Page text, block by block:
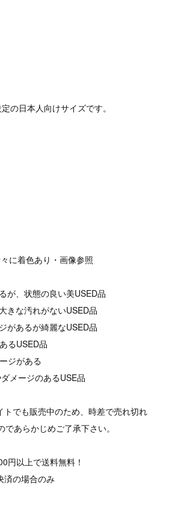
の日本人向けサイズです。
に着色あり・画像参照
、状態の良い美USED品
な汚れがないUSED品
あるが綺麗なUSED品
るUSED品
ジがある
メージのあるUSE品
トでも販売中のため、時差で売れ切れ
あらかじめご了承下さい。
円以上で送料無料！
済の場合のみ